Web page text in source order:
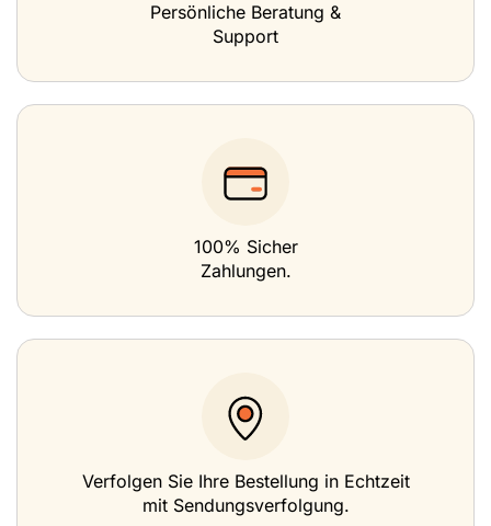
Persönliche Beratung &
Support
100% Sicher
Zahlungen.
Verfolgen Sie Ihre Bestellung in Echtzeit
mit Sendungsverfolgung.